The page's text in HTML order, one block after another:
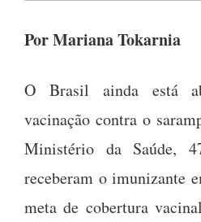
Por Mariana Tokarnia
O Brasil ainda está
vacinação contra o
Ministério da Saúde,
receberam o imunizante
meta de cobertura